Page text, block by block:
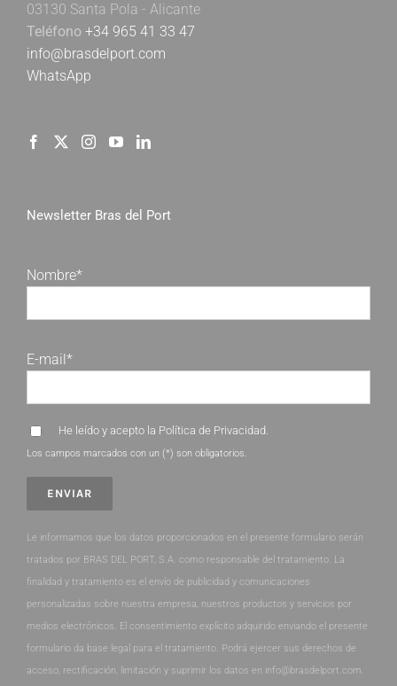
03130 Santa Pola - Alicante
Teléfono +34 965 41 33 47
info@brasdelport.com
WhatsApp
Newsletter Bras del Port
Nombre*
E-mail*
He leído y acepto la Política de Privacidad.
Los campos marcados con un (*) son obligatorios.
Le informamos que los datos proporcionados en el presente formulario serán
tratados por BRAS DEL PORT, S.A. como responsable del tratamiento. La
finalidad y tratamiento es el envío de publicidad y comunicaciones
personalizadas sobre nuestra empresa, nuestros productos y servicios por
medios electrónicos. El consentimiento explícito adquirido enviando el presente
formulario da base legal para el tratamiento. Podrá ejercer sus derechos de
acceso, rectificación, limitación y suprimir los datos en info@brasdelport.com.